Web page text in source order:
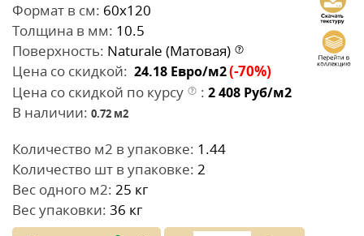
Формат в см: 60x120
Толщина в мм: 10.5
Поверхность: Naturale (Матовая)
Цена со скидкой: 24.18 Евро/м2(-70%)
Цена со скидкой по курсу
: 2 408 Руб/м2
В наличии: 0.72 м2
Количество м2 в упаковке: 1.44
Количество шт в упаковке: 2
Вес одного м2: 25 кг
Вес упаковки: 36 кг